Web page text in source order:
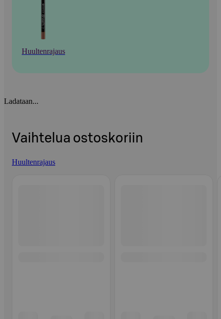
Huultenrajaus
Ladataan...
Vaihtelua ostoskoriin
Huultenrajaus